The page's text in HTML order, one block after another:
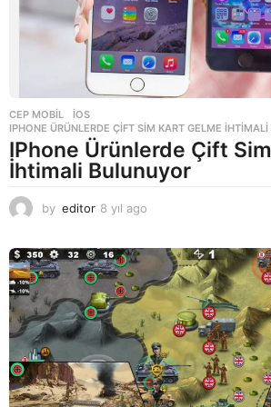
CEP MOBIL ,IOS
IPHONE ÜRÜNLERDE ÇIFT SIM KART GELME
IPhone Ürünlerde Çift
İhtimali Bulunuyor
by editor 8 yıl ago
a
o